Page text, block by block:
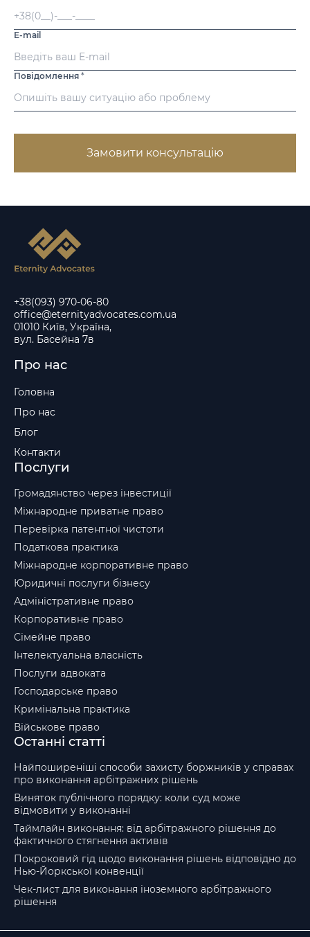
E-mail
Повідомлення *
Замовити консультацію
+38(093) 970-06-80
office@eternityadvocates.com.ua
01010 Київ, Україна,
вул. Басейна 7в
Про нас
Головна
Про нас
Блог
Контакти
Послуги
Громадянство через інвестиції
Міжнародне приватне право
Перевірка патентної чистоти
Податкова практика
Міжнародне корпоративне право
Юридичні послуги бізнесу
Адміністративне право
Корпоративне право
Сімейне право
Інтелектуальна власність
Послуги адвоката
Господарське право
Кримінальна практика
Військове право
Останні статті
Найпоширеніші способи захисту боржників у справах
про виконання арбітражних рішень
Виняток публічного порядку: коли суд може
відмовити у виконанні
Таймлайн виконання: від арбітражного рішення до
фактичного стягнення активів
Покроковий гід щодо виконання рішень відповідно до
Нью-Йоркської конвенції
Чек-лист для виконання іноземного арбітражного
рішення